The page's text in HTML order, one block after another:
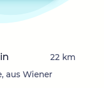
aus Wiener
22 km